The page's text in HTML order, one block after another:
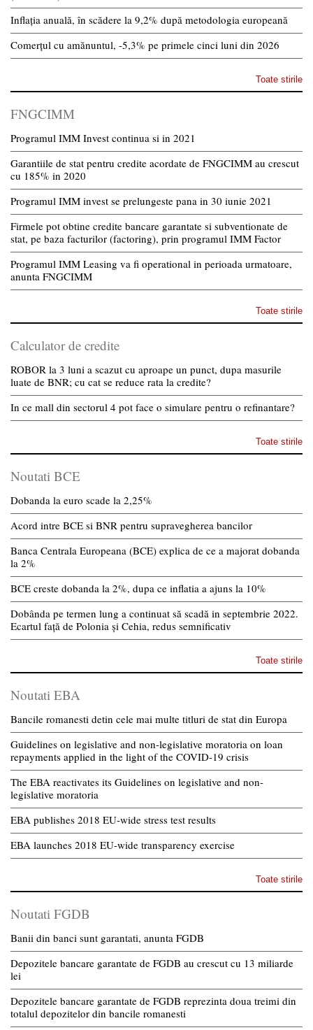
Inflația anuală, în scădere la 9,2% după metodologia europeană
Comerțul cu amănuntul, -5,3% pe primele cinci luni din 2026
Toate stirile
FNGCIMM
Programul IMM Invest continua si in 2021
Garantiile de stat pentru credite acordate de FNGCIMM au crescut
cu 185% in 2020
Programul IMM invest se prelungeste pana in 30 iunie 2021
Firmele pot obtine credite bancare garantate si subventionate de
stat, pe baza facturilor (factoring), prin programul IMM Factor
Programul IMM Leasing va fi operational in perioada urmatoare,
anunta FNGCIMM
Toate stirile
Calculator de credite
ROBOR la 3 luni a scazut cu aproape un punct, dupa masurile
luate de BNR; cu cat se reduce rata la credite?
In ce mall din sectorul 4 pot face o simulare pentru o refinantare?
Toate stirile
Noutati BCE
Dobanda la euro scade la 2,25%
Acord intre BCE si BNR pentru supravegherea bancilor
Banca Centrala Europeana (BCE) explica de ce a majorat dobanda
la 2%
BCE creste dobanda la 2%, dupa ce inflatia a ajuns la 10%
Dobânda pe termen lung a continuat să scadă in septembrie 2022.
Ecartul față de Polonia și Cehia, redus semnificativ
Toate stirile
Noutati EBA
Bancile romanesti detin cele mai multe titluri de stat din Europa
Guidelines on legislative and non-legislative moratoria on loan
repayments applied in the light of the COVID-19 crisis
The EBA reactivates its Guidelines on legislative and non-
legislative moratoria
EBA publishes 2018 EU-wide stress test results
EBA launches 2018 EU-wide transparency exercise
Toate stirile
Noutati FGDB
Banii din banci sunt garantati, anunta FGDB
Depozitele bancare garantate de FGDB au crescut cu 13 miliarde
lei
Depozitele bancare garantate de FGDB reprezinta doua treimi din
totalul depozitelor din bancile romanesti